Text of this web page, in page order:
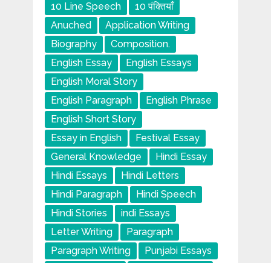
10 Line Speech
10 पंक्तियाँ
Anuched
Application Writing
Biography
Composition.
English Essay
English Essays
English Moral Story
English Paragraph
English Phrase
English Short Story
Essay in English
Festival Essay
General Knowledge
Hindi Essay
Hindi Essays
Hindi Letters
Hindi Paragraph
Hindi Speech
Hindi Stories
indi Essays
Letter Writing
Paragraph
Paragraph Writing
Punjabi Essays